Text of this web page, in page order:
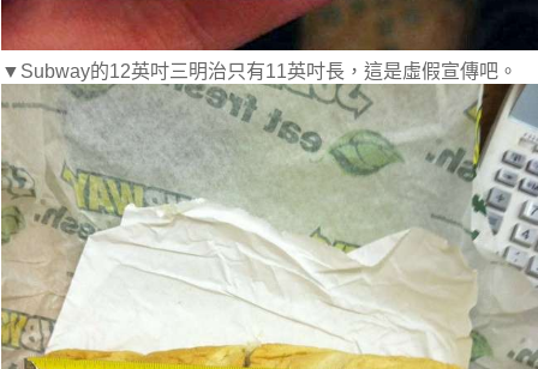
▼Subway的12英吋三明治只有11英吋長，這是虛假宣傳吧。